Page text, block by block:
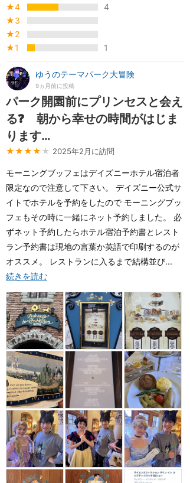
★4
4
★3
★2
★1
1
ゆうのテーマパーク大冒険
9ヵ月前に投稿
パーク開園前にプリンセスと会え
る❓ 朝から幸せの時間がはじま
ります…
★★★★ ★ 2025年2月に訪問
モーニングブッフェはデイズニーホテル宿泊者
限定なので注意して下さい。 デイズニー公式サ
イトでホテルを予約をしたので モーニングブッ
フェもその時に一緒にネット予約しました。 必
ずネット予約したらホテル宿泊予約書とレスト
ラン予約書は現地の言葉か英語で印刷するのが
オススメ。 レストランに入るまで結構並び...
続きを読む